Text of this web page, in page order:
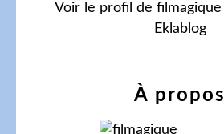
Voir le profil de filmagique
Eklablog
À propos